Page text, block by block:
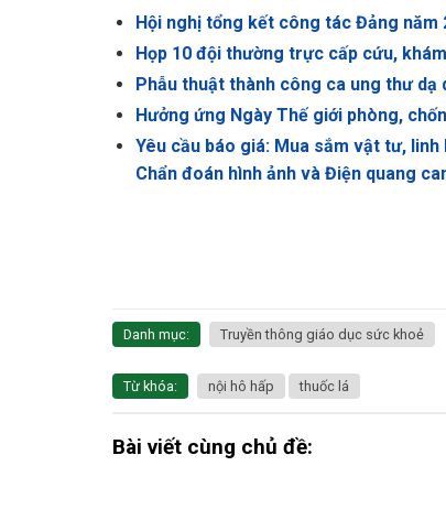
Hội nghị tổng kết công tác Đảng
Họp 10 đội thường trực cấp cứu,
Phẫu thuật thành công ca ung thư dạ
Hưởng ứng Ngày Thế giới phòng,
Yêu cầu báo giá: Mua sắm vật tư,
Chẩn đoán hình ảnh và Điện quang
Danh mục: Truyền thông giáo dục sức khoẻ
Từ khóa: nội hô hấp thuốc lá
Bài viết cùng chủ đề: